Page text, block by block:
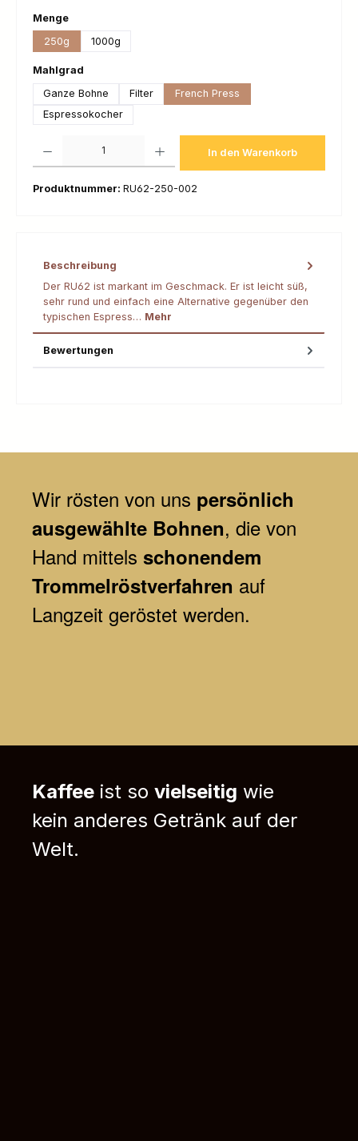
Mengeauswählen
250g
1000g
Mahlgrad
Ganze Bohne
Filter
French Press
Espressokocher
In den Warenkorb
Produktnummer: RU62-250-002
Beschreibung
Der RU62 ist markant im Geschmack. Er ist leicht süß,
sehr rund und einfach eine Alternative gegenüber den
typischen Espress… Mehr
Bewertungen
Wir rösten von uns persönlich
ausgewählte Bohnen, die von
Hand mittels schonendem
Trommelröstverfahren auf
Langzeit geröstet werden.
Kaffee ist so vielseitig wie
kein anderes Getränk auf der
Welt.